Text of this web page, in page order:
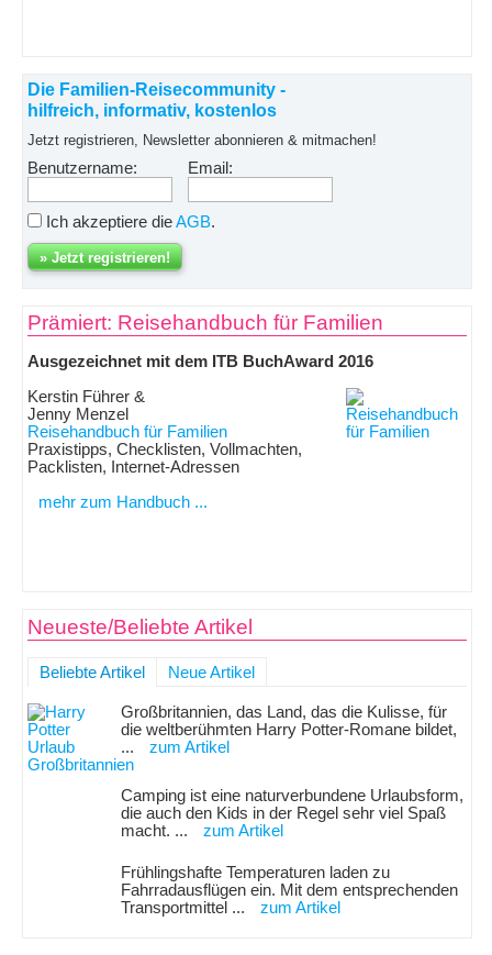
Die Familien-Reisecommunity -
hilfreich, informativ, kostenlos
Jetzt registrieren, Newsletter abonnieren & mitmachen!
Benutzername: Email:
Ich akzeptiere dieAGB.
Prämiert: Reisehandbuch für Familien
Ausgezeichnet mit dem ITB BuchAward 2016
Kerstin Führer &
Jenny Menzel
Reisehandbuch für Familien
Praxistipps, Checklisten, Vollmachten,
Packlisten, Internet-Adressen
mehr zum Handbuch ...
Neueste/Beliebte Artikel
Beliebte Artikel Neue Artikel
Großbritannien, das Land, das die Kulisse, für
die weltberühmten Harry Potter-Romane bildet,
...
zum Artikel
Camping ist eine naturverbundene Urlaubsform,
die auch den Kids in der Regel sehr viel Spaß
macht. ...
zum Artikel
Frühlingshafte Temperaturen laden zu
Fahrradausflügen ein. Mit dem entsprechenden
Transportmittel ...
zum Artikel